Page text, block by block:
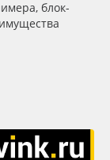
блок-